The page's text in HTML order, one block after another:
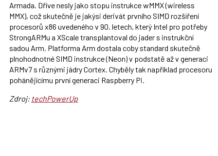
Armada. Dříve nesly jako stopu instrukce wMMX (wireless
MMX), což skutečně je jakýsi derivát prvního SIMD rozšíření
procesorů x86 uvedeného v 90. letech, který Intel pro potřeby
StrongARMu a XScale transplantoval do jader s instrukční
sadou Arm. Platforma Arm dostala coby standard skutečně
plnohodnotné SIMD instrukce (Neon) v podstatě až v generaci
ARMv7 s různými jádry Cortex. Chyběly tak například procesoru
pohánějícímu první generaci Raspberry Pi.
Zdroj: techPowerUp